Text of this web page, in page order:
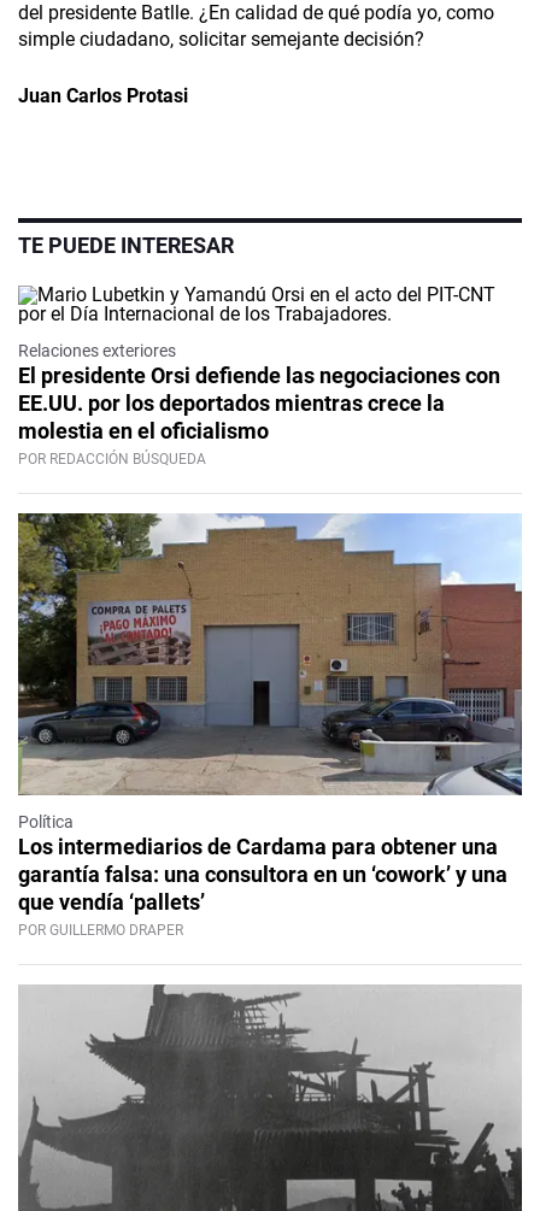
del presidente Batlle. ¿En calidad de qué podía yo, como
simple ciudadano, solicitar semejante decisión?
Juan Carlos Protasi
TE PUEDE INTERESAR
Relaciones exteriores
El presidente Orsi defiende las negociaciones con
EE.UU. por los deportados mientras crece la
molestia en el oficialismo
POR REDACCIÓN BÚSQUEDA
Política
Los intermediarios de Cardama para obtener una
garantía falsa: una consultora en un ‘cowork’ y una
que vendía ‘pallets’
POR GUILLERMO DRAPER